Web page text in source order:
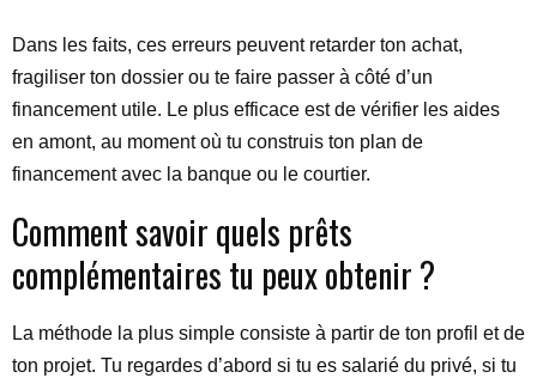
Dans les faits, ces erreurs peuvent retarder ton achat,
fragiliser ton dossier ou te faire passer à côté d’un
financement utile. Le plus efficace est de vérifier les aides
en amont, au moment où tu construis ton plan de
financement avec la banque ou le courtier.
Comment savoir quels prêts
complémentaires tu peux obtenir ?
La méthode la plus simple consiste à partir de ton profil et de
ton projet. Tu regardes d’abord si tu es salarié du privé, si tu